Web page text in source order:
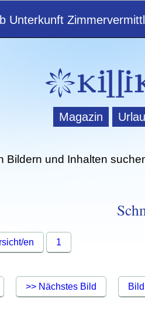
Unterkunft
Magazin
Bildern und Inhalten
en 1
>> Nächstes Bild